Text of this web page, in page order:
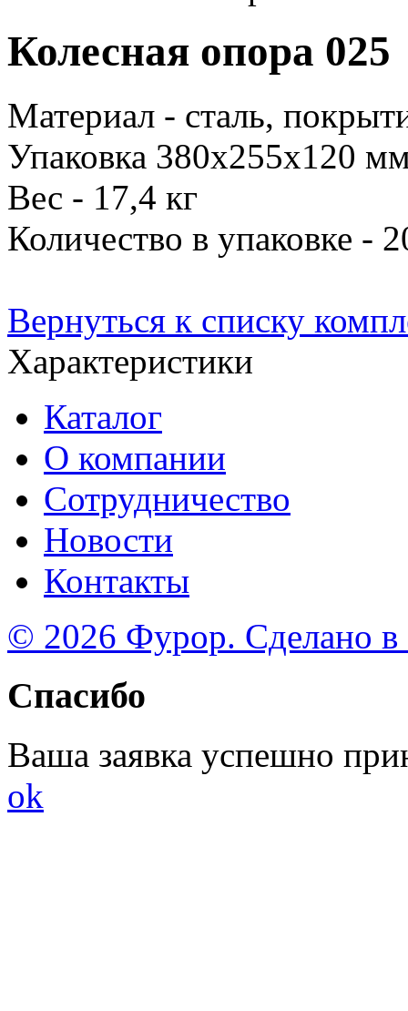
Колесная опора 025
Материал - сталь,
Упаковка 380х255х120
Вес - 17,4 кг
Количество в упаковке -
Вернуться к списку
Характеристики
Каталог
О компании
Сотрудничество
Новости
Контакты
© 2026 Фурор. Сделано в
Спасибо
Ваша заявка успешно
ok